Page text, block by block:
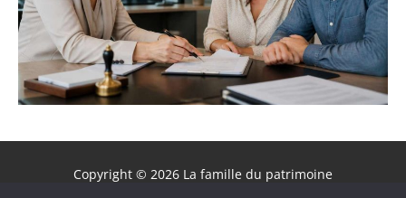
Copyright © 2026 La famille du patrimoine